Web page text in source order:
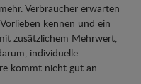
Verbraucher erwarten
kennen und ein
zusätzlichem Mehrwert,
individuelle
kommt nicht gut an.